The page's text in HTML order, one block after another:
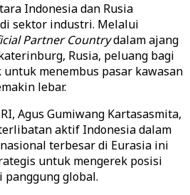
Indonesia dan Rusia
sektor industri. Melalui
Partner Countrydalam ajang
Rusia, peluang bagi
menembus pasar kawasan
lebar.
Agus Gumiwang Kartasasmita,
aktif Indonesia dalam
terbesar di Eurasia ini
untuk mengerek posisi
global.